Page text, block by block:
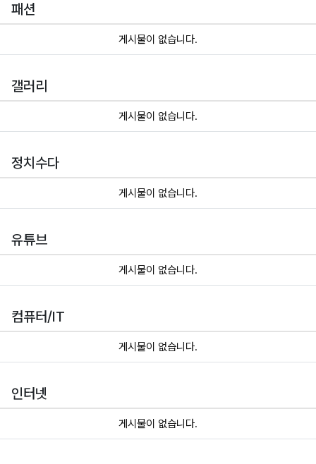
패션
게시물이 없습니다.
갤러리
게시물이 없습니다.
정치수다
게시물이 없습니다.
유튜브
게시물이 없습니다.
컴퓨터/IT
게시물이 없습니다.
인터넷
게시물이 없습니다.